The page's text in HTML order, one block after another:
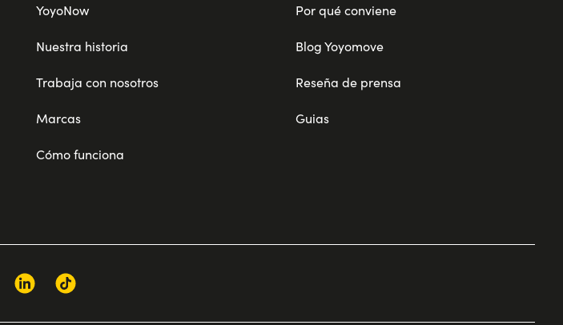
YoyoNow
Nuestra historia
Trabaja con nosotros
Marcas
Cómo funciona
Por qué conviene
Blog Yoyomove
Reseña de prensa
Guias